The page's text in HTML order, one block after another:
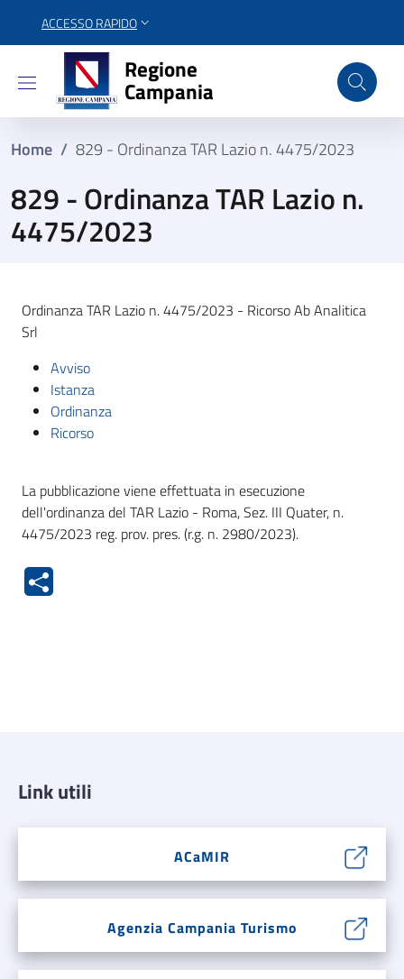
ACCESSO RAPIDO
Regione Campania
Regione
Campania
Home / 829 - Ordinanza TAR Lazio n. 4475/2023
829 - Ordinanza TAR Lazio n.
4475/2023
Ordinanza TAR Lazio n. 4475/2023 - Ricorso Ab Analitica
Srl
Avviso
Istanza
Ordinanza
Ricorso
La pubblicazione viene effettuata in esecuzione
dell'ordinanza del TAR Lazio - Roma, Sez. III Quater, n.
4475/2023 reg. prov. pres. (r.g. n. 2980/2023).
Link utili
ACaMIR
Agenzia Campania Turismo